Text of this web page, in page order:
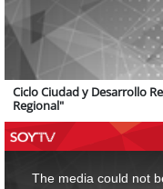
Ciclo Ciudad y Desarrollo
Regional"
The media could not